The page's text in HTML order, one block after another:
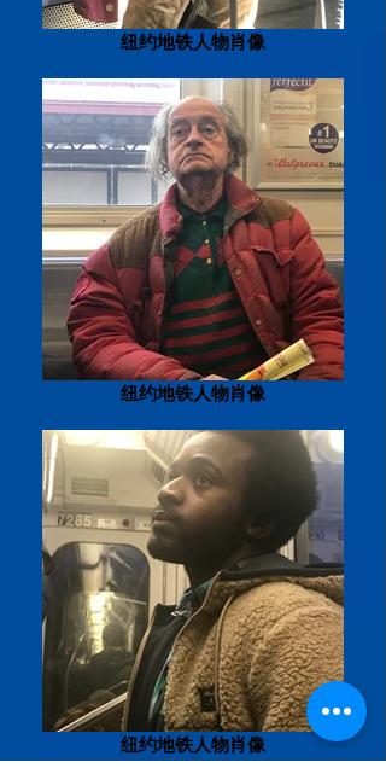
纽约地铁人物肖像
纽约地铁人物肖像
纽约地铁人物肖像